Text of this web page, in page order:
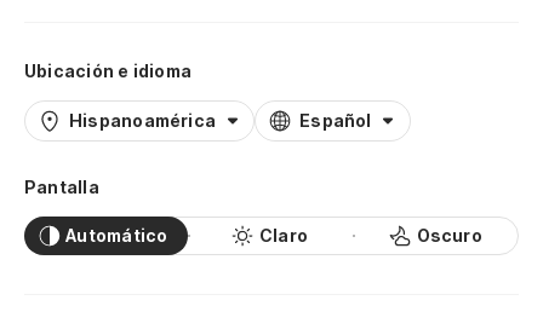
Ubicación e idioma
Hispanoamérica Español
Pantalla
Automático Claro Oscuro